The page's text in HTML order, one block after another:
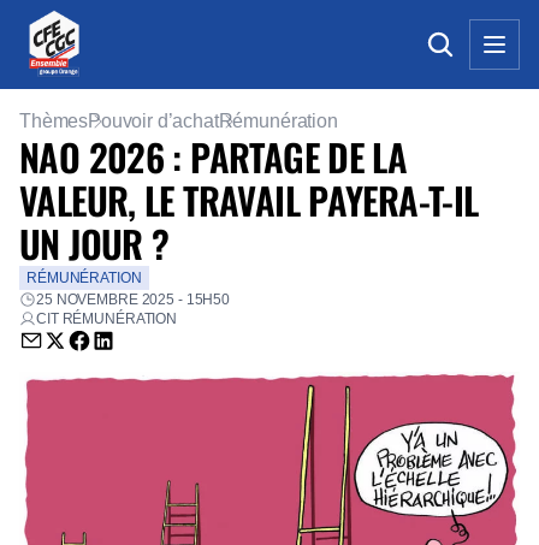
ThèmesPouvoir d’achatRémunération
NAO 2026 : PARTAGE DE LA
VALEUR, LE TRAVAIL PAYERA-T-IL
UN JOUR ?
RÉMUNÉRATION
25 NOVEMBRE 2025 - 15H50
CIT RÉMUNÉRATION
Envoyer par email (nouvelle fenêtre)
Partager sur Twitter (nouvelle fenêtre)
Partager sur Facebook (nouvelle fenêtre)
Partager sur LinkedIn (nouvelle fenêtre)